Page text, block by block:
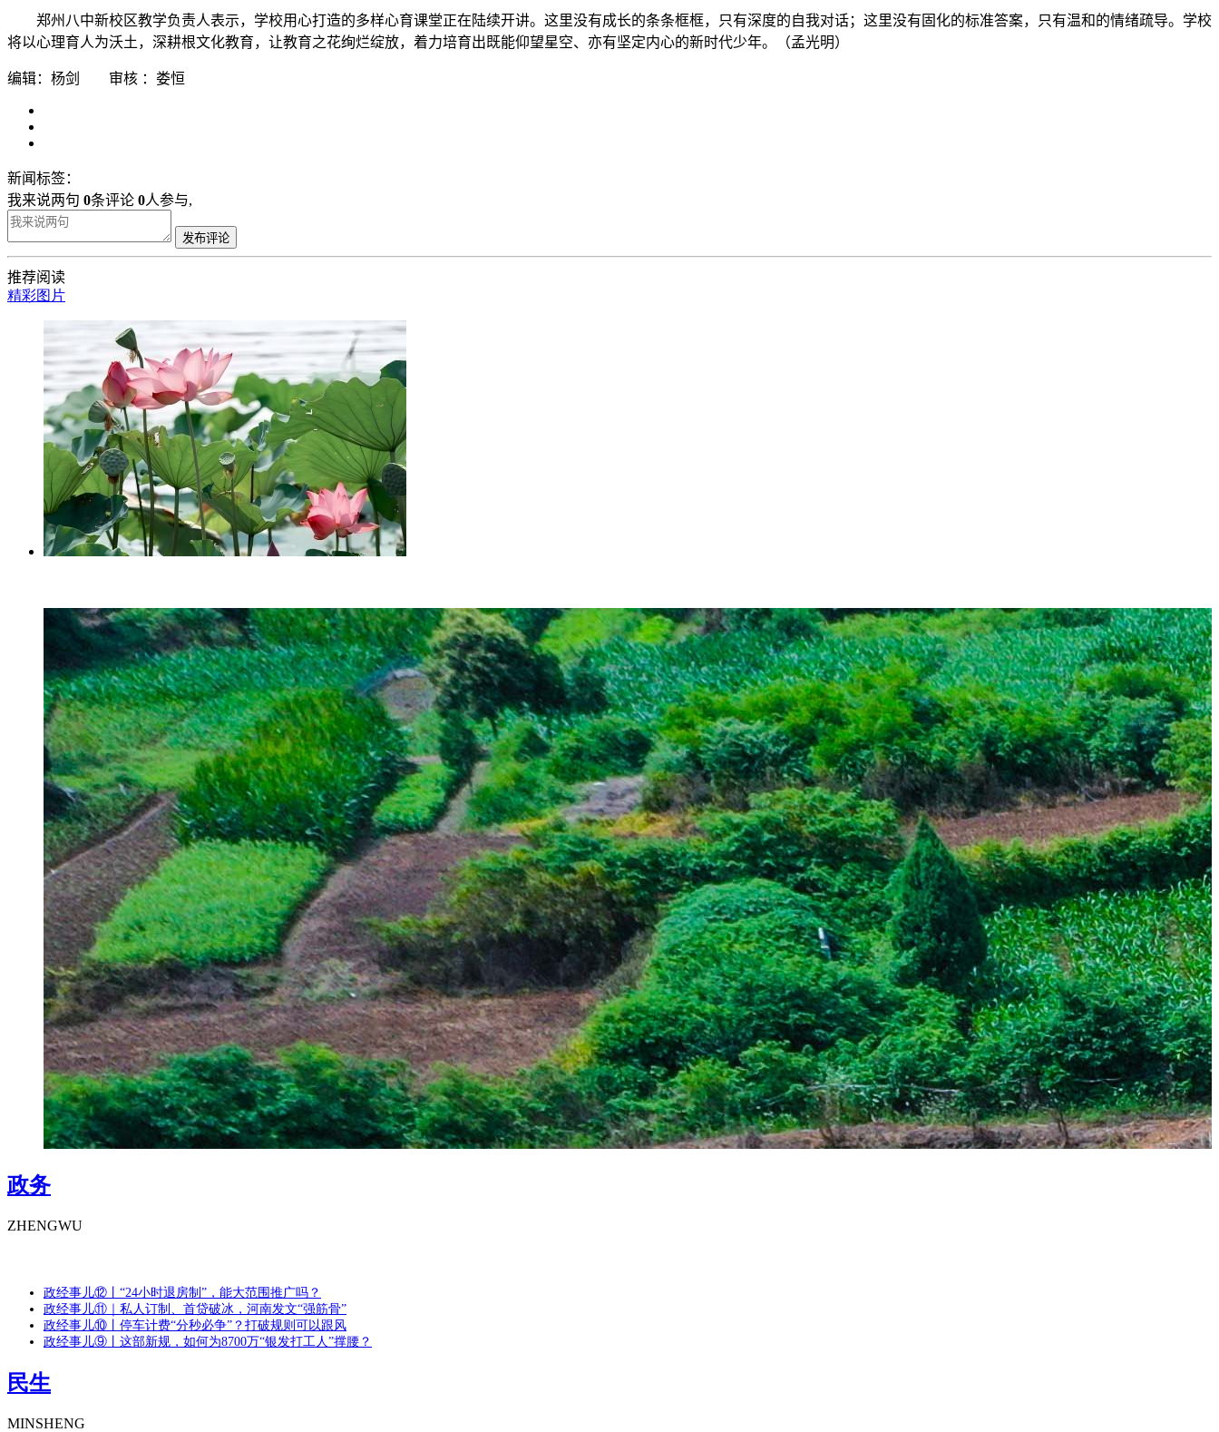
郑州八中新校区教学负责人表示，学校用心打造的多样心育课堂正在陆续开讲。这里没有成长的条条框框，只有深度的自我对话；这里没有固化的标准答案，只有温和的情绪疏导。学校
将以心理育人为沃土，深耕根文化教育，让教育之花绚烂绽放，着力培育出既能仰望星空、亦有坚定内心的新时代少年。（孟光明）
编辑：杨剑 审核 ：娄恒
新闻标签：
我来说两句 0条评论 0人参与,
发布评论
推荐阅读